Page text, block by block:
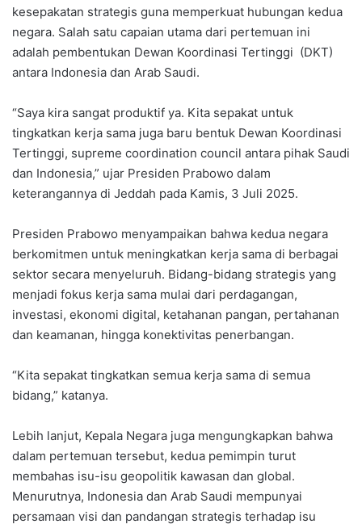
kesepakatan strategis guna memperkuat hubungan kedua
negara. Salah satu capaian utama dari pertemuan ini
adalah pembentukan Dewan Koordinasi Tertinggi (DKT)
antara Indonesia dan Arab Saudi.
“Saya kira sangat produktif ya. Kita sepakat untuk
tingkatkan kerja sama juga baru bentuk Dewan Koordinasi
Tertinggi, supreme coordination council antara pihak Saudi
dan Indonesia,” ujar Presiden Prabowo dalam
keterangannya di Jeddah pada Kamis, 3 Juli 2025.
Presiden Prabowo menyampaikan bahwa kedua negara
berkomitmen untuk meningkatkan kerja sama di berbagai
sektor secara menyeluruh. Bidang-bidang strategis yang
menjadi fokus kerja sama mulai dari perdagangan,
investasi, ekonomi digital, ketahanan pangan, pertahanan
dan keamanan, hingga konektivitas penerbangan.
“Kita sepakat tingkatkan semua kerja sama di semua
bidang,” katanya.
Lebih lanjut, Kepala Negara juga mengungkapkan bahwa
dalam pertemuan tersebut, kedua pemimpin turut
membahas isu-isu geopolitik kawasan dan global.
Menurutnya, Indonesia dan Arab Saudi mempunyai
persamaan visi dan pandangan strategis terhadap isu